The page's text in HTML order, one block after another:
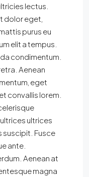
lectus.
dolor eget,
purus eu
elit a tempus.
condimentum.
Aenean
eget
convallis lorem.
ultrices
suscipit. Fusce
ante.
Aenean at
magna